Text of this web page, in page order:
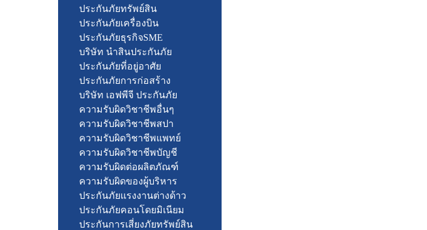
ประกันภัยทรัพย์สิน
ประกันภัยเครื่องบิน
ประกันภัยธุรกิจSME
บริษัท นำสินประกันภัย
ประกันภัยที่อยู่อาศัย
ประกันภัยการก่อสร้าง
บริษัท เอฟพีจี ประกันภัย
ความรับผิดวิชาชีพอื่นๆ
ความรับผิดวิชาชีพสปา
ความรับผิดวิชาชีพแพทย์
ความรับผิดวิชาชีพบัญชี
ความรับผิดต่อผลิตภัณฑ์
ความรับผิดของผู้บริหาร
ประกันภัยแรงงานต่างด้าว
ประกันภัยคอนโดยมิเนียม
ประกันการเสี่ยงภัยทรัพย์สิน